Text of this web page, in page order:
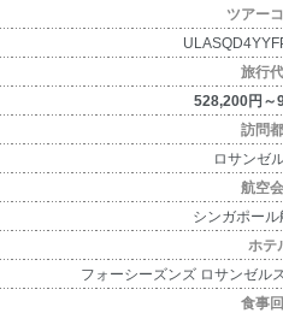
ツアー
旅行
528,200円～
訪問
ロサンゼ
航空
シンガポー
ホテ
フォーシーズンズ ロサンゼル
食事